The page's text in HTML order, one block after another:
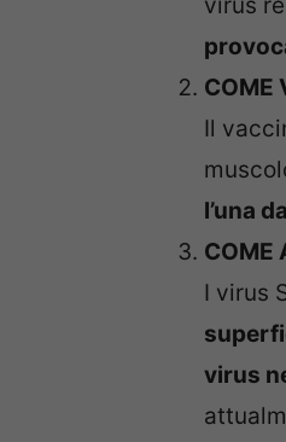
virus
COME
Il
l’una
COME
I virus
virus